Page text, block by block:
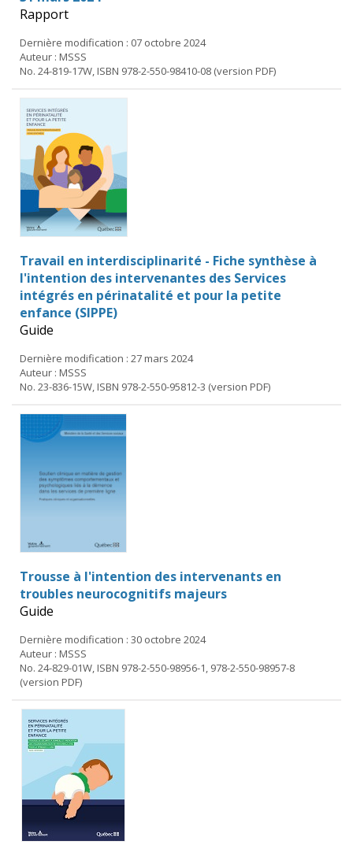
Rapport
Dernière modification : 07 octobre 2024
Auteur : MSSS
No. 24-819-17W, ISBN 978-2-550-98410-08 (version PDF)
Travail en interdisciplinarité - Fiche synthèse à
l'intention des intervenantes des Services
intégrés en périnatalité et pour la petite
enfance (SIPPE)
Guide
Dernière modification : 27 mars 2024
Auteur : MSSS
No. 23-836-15W, ISBN 978-2-550-95812-3 (version PDF)
Trousse à l'intention des intervenants en
troubles neurocognitifs majeurs
Guide
Dernière modification : 30 octobre 2024
Auteur : MSSS
No. 24-829-01W, ISBN 978-2-550-98956-1, 978-2-550-98957-8
(version PDF)